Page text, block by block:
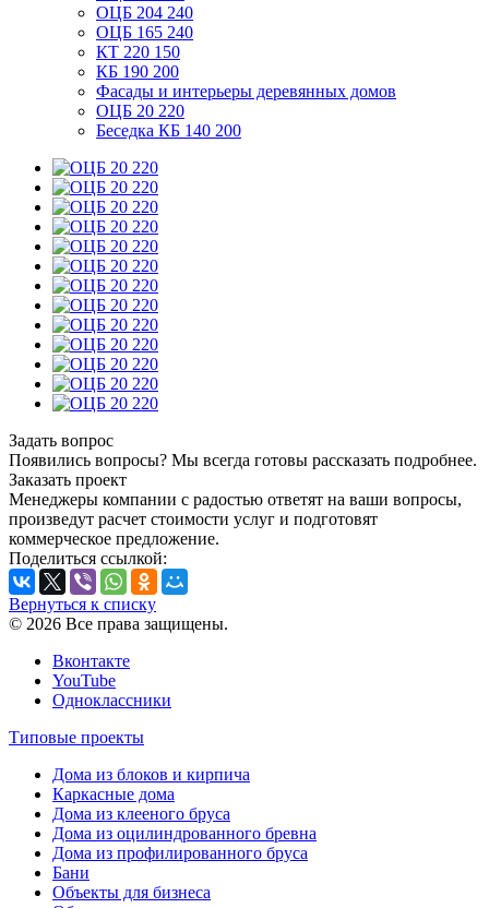
ОЦБ 204 240
ОЦБ 165 240
КТ 220 150
КБ 190 200
Фасады и интерьеры деревянных домов
ОЦБ 20 220
Беседка КБ 140 200
Задать вопрос
Появились вопросы? Мы всегда готовы рассказать подробнее.
Заказать проект
Менеджеры компании с радостью ответят на ваши вопросы,
произведут расчет стоимости услуг и подготовят
коммерческое предложение.
Поделиться ссылкой:
Вернуться к списку
© 2026 Все права защищены.
Вконтакте
YouTube
Одноклассники
Типовые проекты
Дома из блоков и кирпича
Каркасные дома
Дома из клееного бруса
Дома из оцилиндрованного бревна
Дома из профилированного бруса
Бани
Объекты для бизнеса